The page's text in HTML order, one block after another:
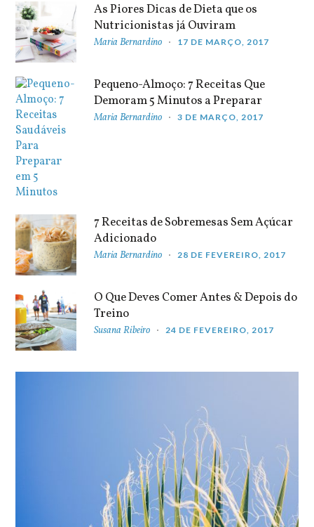
As Piores Dicas de Dieta que os
Nutricionistas já Ouviram
Maria Bernardino 17 DE MARÇO, 2017
Pequeno-Almoço: 7 Receitas Que
Demoram 5 Minutos a Preparar
Maria Bernardino 3 DE MARÇO, 2017
7 Receitas de Sobremesas Sem Açúcar
Adicionado
Maria Bernardino 28 DE FEVEREIRO, 2017
O Que Deves Comer Antes & Depois do
Treino
Susana Ribeiro 24 DE FEVEREIRO, 2017